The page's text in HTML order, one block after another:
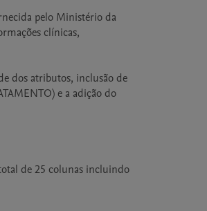
pelo Ministério da
clínicas,
dos atributos, inclusão de
e a adição do
de 25 colunas incluindo